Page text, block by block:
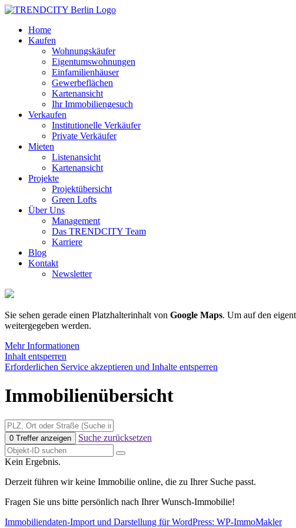
Home
Kaufen
Wohnungskäufer
Eigentumswohnungen
Einfamilienhäuser
Gewerbeflächen
Kartenansicht
Ihr Immobiliengesuch
Verkaufen
Institutionelle Verkäufer
Private Verkäufer
Mieten
Listenansicht
Kartenansicht
Projekte
Projektübersicht
Green Lofts
Über Uns
Management
Das TRENDCITY Team
Karriere
Blog
Kontakt
Newsletter
Sie sehen gerade einen Platzhalterinhalt von Google Maps. Um auf den
weitergegeben werden.
Mehr Informationen
Inhalt entsperren
Erforderlichen Service akzeptieren und Inhalte entsperren
Immobilienübersicht
0 Treffer anzeigen Suche zurücksetzen
Kein Ergebnis.
Derzeit führen wir keine Immobilie online, die zu Ihrer Suche passt.
Fragen Sie uns bitte persönlich nach Ihrer Wunsch-Immobilie!
Immobiliendaten-Import und Darstellung für WordPress: WP-ImmoMakler